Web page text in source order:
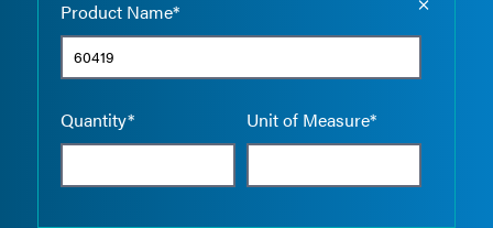
Product Name*
Quantity* Unit of Measure*